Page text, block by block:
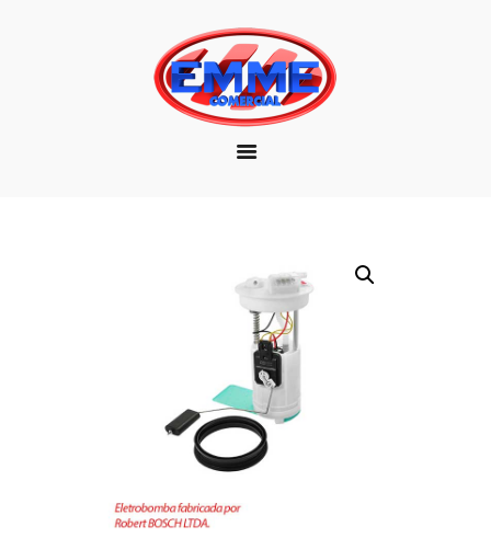
EMPRESA
MARCAS
PRODUTOS